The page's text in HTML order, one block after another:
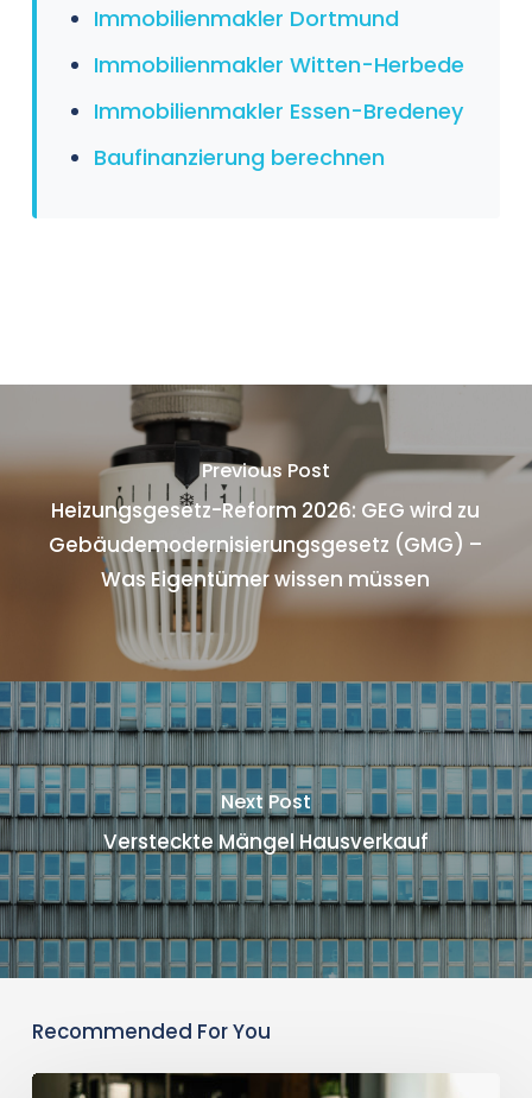
Immobilienmakler Dortmund
Immobilienmakler Witten-Herbede
Immobilienmakler Essen-Bredeney
Baufinanzierung berechnen
Previous Post
Heizungsgesetz-Reform 2026: GEG wird zu
Gebäudemodernisierungsgesetz (GMG) –
Was Eigentümer wissen müssen
Next Post
Versteckte Mängel Hausverkauf
Recommended For You
Immobilie